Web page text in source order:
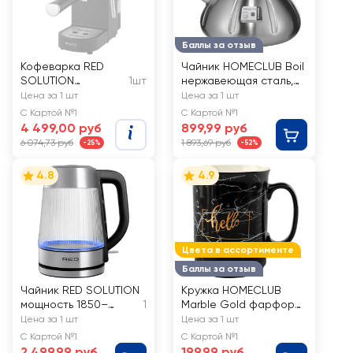
Кофеварка RED
SOLUTION
мощность 1300Вт,
напряжение 220–
240В, 50/60Гц, Арт.
CM1526
1шт
Цена за 1 шт
С Картой №1
4 499,00 руб
6 074,73 руб -25%
Баллы за отзыв
Чайник HOMECLUB Boil
нержавеющая сталь,
нейлон, 3л, Арт. WRB-
T
Цена за 1 шт
С Картой №1
899,99 руб
1 893,69 руб -52%
4.8
Чайник RED SOLUTION
мощность 1850–
2200Вт, объем 1.8л,
Арт. G121
1
Цена за 1 шт
С Картой №1
Цвета в ассортименте
Баллы за отзыв
4.9
Кружка HOMECLUB
Marble Gold фарфор
400мл, в
ассортименте, Арт.
HGC-1
Цена за 1 шт
С Картой №1